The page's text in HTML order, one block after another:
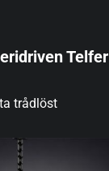
Telfer
trådlöst